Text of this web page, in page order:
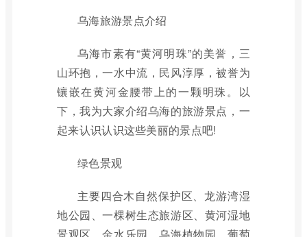
乌海旅游景点介绍
乌海市素有“黄河明珠”的美誉，三
山环抱，一水中流，民风淳厚，被誉为
镶嵌在黄河金腰带上的一颗明珠。以
下，我为大家介绍乌海的旅游景点，一
起来认识认识这些美丽的景点吧!
绿色景观
主要四合木自然保护区、龙游湾湿
地公园、一棵树生态旅游区、黄河湿地